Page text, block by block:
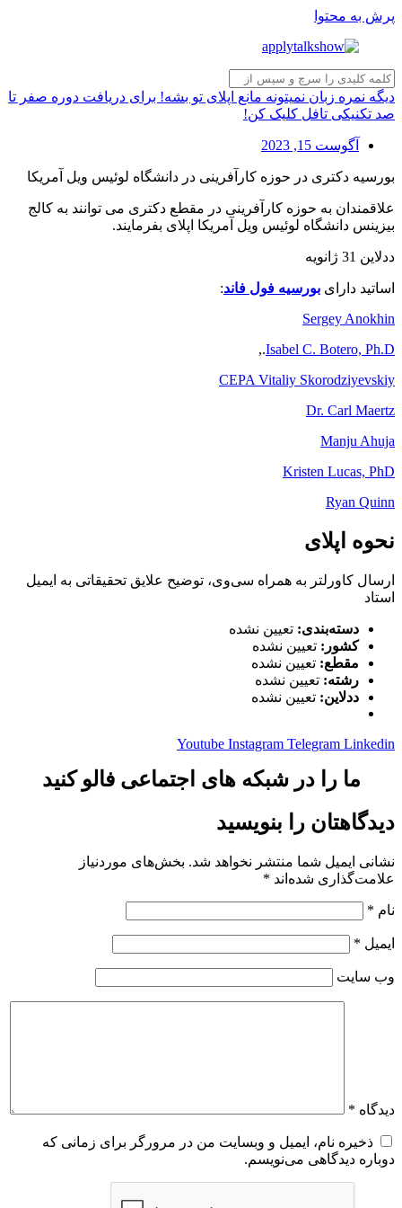
پرش به محتوا
دیگه نمره زبان نمیتونه مانع اپلای تو بشه! برای دریافت دوره صفر تا
صد تکنیکی تافل کلیک کن!
آگوست 15, 2023
بورسیه دکتری در حوزه کارآفرینی در دانشگاه لوئیس ویل آمریکا
علاقمندان به حوزه کارآفرینی در مقطع دکتری می توانند به کالج
بیزینس دانشگاه لوئیس ویل آمریکا اپلای بفرمایند.
ددلاین 31 ژانویه
اساتید دارای بورسیه فول فاند:
Sergey Anokhin
Isabel C. Botero, Ph.D
.,
CEPA Vitaliy Skorodziyevskiy
Dr. Carl Maertz
Manju Ahuja
Kristen Lucas, PhD
Ryan Quinn
نحوه اپلای
ارسال کاورلتر به همراه سی‌وی، توضیح علایق تحقیقاتی به ایمیل
استاد
دسته‌بندی: تعیین نشده
کشور: تعیین نشده
مقطع: تعیین نشده
رشته: تعیین نشده
ددلاین: تعیین نشده
Youtube Instagram Telegram Linkedin
ما را در شبکه های اجتماعی فالو کنید
دیدگاهتان را بنویسید
نشانی ایمیل شما منتشر نخواهد شد. بخش‌های موردنیاز
علامت‌گذاری شده‌اند *
نام *
ایمیل *
وب‌ سایت
دیدگاه *
ذخیره نام، ایمیل و وبسایت من در مرورگر برای زمانی که
دوباره دیدگاهی می‌نویسم.